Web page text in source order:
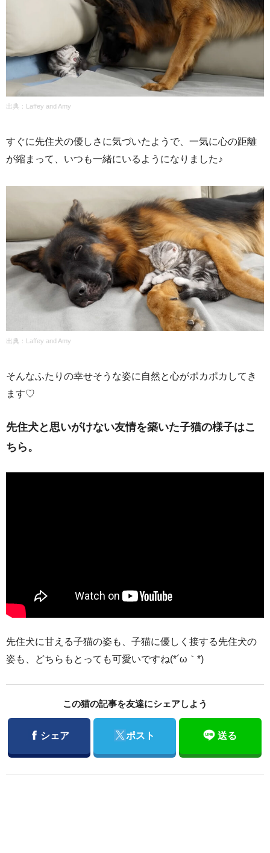
出典： Laffey and Amy
すぐに先住犬の優しさに気づいたようで、一気に心の距離
が縮まって、いつも一緒にいるようになりました♪
出典：Laffey and Amy
そんなふたりの幸せそうな姿に自然と心がポカポカしてき
ます♡
先住犬と思いがけない友情を築いた子猫の様子はこ
ちら。
先住犬に甘える子猫の姿も、子猫に優しく接する先住犬の
姿も、どちらもとっても可愛いですね(*´ω｀*)
この猫の記事を友達にシェアしよう
Facebook
シェア Twitter
ポスト 送る